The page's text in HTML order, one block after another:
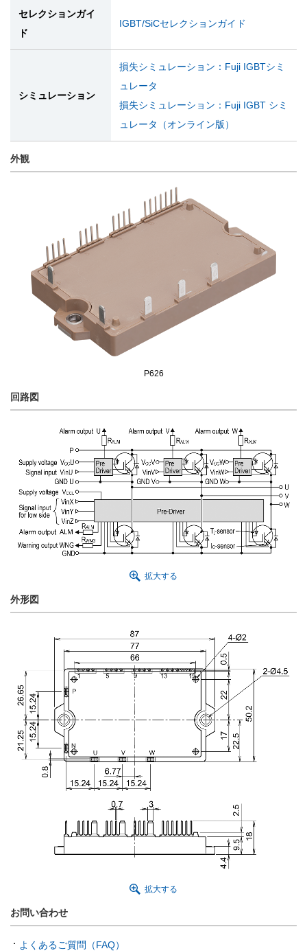
セレクションガイ
ド
IGBT/SiCセレクションガイド
シミュレーション
損失シミュレーション：Fuji IGBTシミ
ュレータ
損失シミュレーション：Fuji IGBT シミ
ュレータ（オンライン版）
外観
P626
回路図
拡大する
外形図
拡大する
お問い合わせ
よくあるご質問（FAQ）